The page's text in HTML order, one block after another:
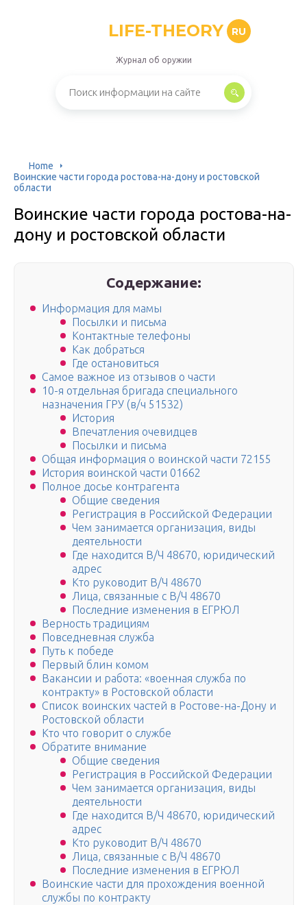
LIFE-THEORY RU
Журнал об оружии
Home
Воинские части города ростова-на-дону и ростовской
области
Воинские части города ростова-на-
дону и ростовской области
Содержание:
Информация для мамы
Посылки и письма
Контактные телефоны
Как добраться
Где остановиться
Самое важное из отзывов о части
10-я отдельная бригада специального
назначения ГРУ (в/ч 51532)
История
Впечатления очевидцев
Посылки и письма
Общая информация о воинской части 72155
История воинской части 01662
Полное досье контрагента
Общие сведения
Регистрация в Российской Федерации
Чем занимается организация, виды
деятельности
Где находится В/Ч 48670, юридический
адрес
Кто руководит В/Ч 48670
Лица, связанные с В/Ч 48670
Последние изменения в ЕГРЮЛ
Верность традициям
Повседневная служба
Путь к победе
Первый блин комом
Вакансии и работа: «военная служба по
контракту» в Ростовской области
Список воинских частей в Ростове-на-Дону и
Ростовской области
Кто что говорит о службе
Обратите внимание
Общие сведения
Регистрация в Российской Федерации
Чем занимается организация, виды
деятельности
Где находится В/Ч 48670, юридический
адрес
Кто руководит В/Ч 48670
Лица, связанные с В/Ч 48670
Последние изменения в ЕГРЮЛ
Воинские части для прохождения военной
службы по контракту